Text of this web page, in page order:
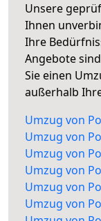
Unsere
Ihnen
Ihre
Angebote
Sie einen
außerhalb
Umzug von
Umzug von
Umzug von
Umzug von
Umzug von
Umzug von